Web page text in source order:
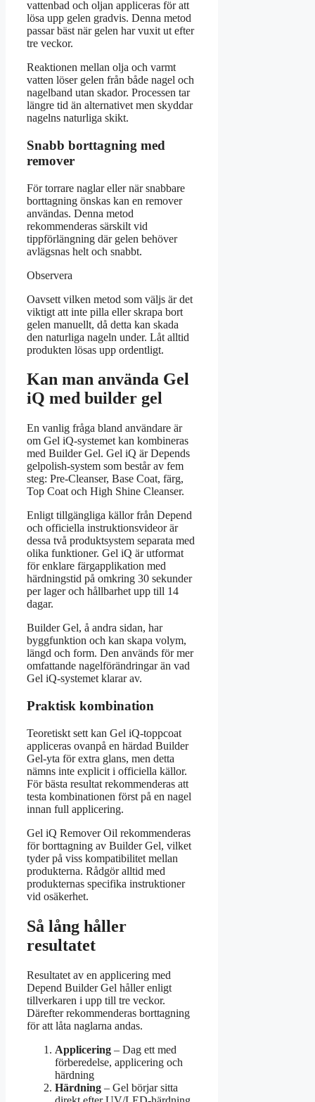
vattenbad och oljan appliceras för att
lösa upp gelen gradvis. Denna metod
passar bäst när gelen har vuxit ut efter
tre veckor.
Reaktionen mellan olja och varmt
vatten löser gelen från både nagel och
nagelband utan skador. Processen tar
längre tid än alternativet men skyddar
nagelns naturliga skikt.
Snabb borttagning med
remover
För torrare naglar eller när snabbare
borttagning önskas kan en remover
användas. Denna metod
rekommenderas särskilt vid
tippförlängning där gelen behöver
avlägsnas helt och snabbt.
Observera
Oavsett vilken metod som väljs är det
viktigt att inte pilla eller skrapa bort
gelen manuellt, då detta kan skada
den naturliga nageln under. Låt alltid
produkten lösas upp ordentligt.
Kan man använda Gel
iQ med builder gel
En vanlig fråga bland användare är
om Gel iQ-systemet kan kombineras
med Builder Gel. Gel iQ är Depends
gelpolish-system som består av fem
steg: Pre-Cleanser, Base Coat, färg,
Top Coat och High Shine Cleanser.
Enligt tillgängliga källor från Depend
och officiella instruktionsvideor är
dessa två produktsystem separata med
olika funktioner. Gel iQ är utformat
för enklare färgapplikation med
härdningstid på omkring 30 sekunder
per lager och hållbarhet upp till 14
dagar.
Builder Gel, å andra sidan, har
byggfunktion och kan skapa volym,
längd och form. Den används för mer
omfattande nagelförändringar än vad
Gel iQ-systemet klarar av.
Praktisk kombination
Teoretiskt sett kan Gel iQ-toppcoat
appliceras ovanpå en härdad Builder
Gel-yta för extra glans, men detta
nämns inte explicit i officiella källor.
För bästa resultat rekommenderas att
testa kombinationen först på en nagel
innan full applicering.
Gel iQ Remover Oil rekommenderas
för borttagning av Builder Gel, vilket
tyder på viss kompatibilitet mellan
produkterna. Rådgör alltid med
produkternas specifika instruktioner
vid osäkerhet.
Så lång håller
resultatet
Resultatet av en applicering med
Depend Builder Gel håller enligt
tillverkaren i upp till tre veckor.
Därefter rekommenderas borttagning
för att låta naglarna andas.
Applicering – Dag ett med
förberedelse, applicering och
härdning
Härdning – Gel börjar sitta